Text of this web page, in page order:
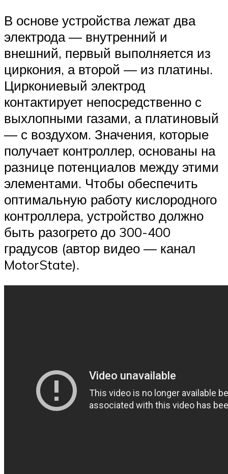
В основе устройства лежат два
электрода — внутренний и
внешний, первый выполняется из
циркония, а второй — из платины.
Циркониевый электрод
контактирует непосредственно с
выхлопными газами, а платиновый
— с воздухом. Значения, которые
получает контроллер, основаны на
разнице потенциалов между этими
элементами. Чтобы обеспечить
оптимальную работу кислородного
контроллера, устройство должно
быть разогрето до 300-400
градусов (автор видео — канал
MotorState).